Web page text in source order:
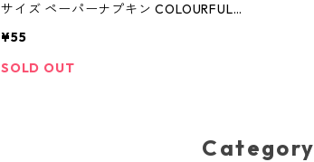
サイズ ペーパーナプキン COLOURFUL
¥55
SOLD OUT
Category